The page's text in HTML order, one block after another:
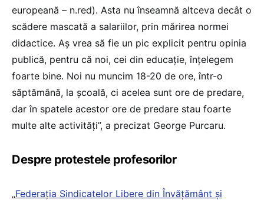
europeană – n.red). Asta nu înseamnă altceva decât o
scădere mascată a salariilor, prin mărirea normei
didactice. Aș vrea să fie un pic explicit pentru opinia
publică, pentru că noi, cei din educație, înțelegem
foarte bine. Noi nu muncim 18-20 de ore, într-o
săptămână, la școală, ci acelea sunt ore de predare,
dar în spatele acestor ore de predare stau foarte
multe alte activități”, a precizat George Purcaru.
Despre protestele profesorilor
„Federaţia Sindicatelor Libere din Învăţământ şi